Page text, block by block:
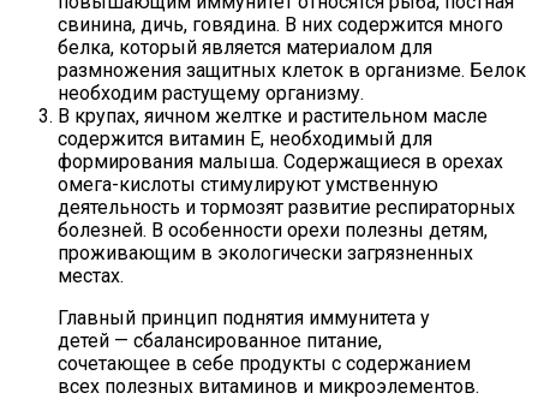
свинина, дичь, говядина. В них содержится много
белка, который является материалом для
размножения защитных клеток в организме. Белок
необходим растущему организму.
В крупах, яичном желтке и растительном масле
содержится витамин Е, необходимый для
формирования малыша. Содержащиеся в орехах
омега-кислоты стимулируют умственную
деятельность и тормозят развитие респираторных
болезней. В особенности орехи полезны детям,
проживающим в экологически загрязненных
местах.
Главный принцип поднятия иммунитета у
детей — сбалансированное питание,
сочетающее в себе продукты с содержанием
всех полезных витаминов и микроэлементов.